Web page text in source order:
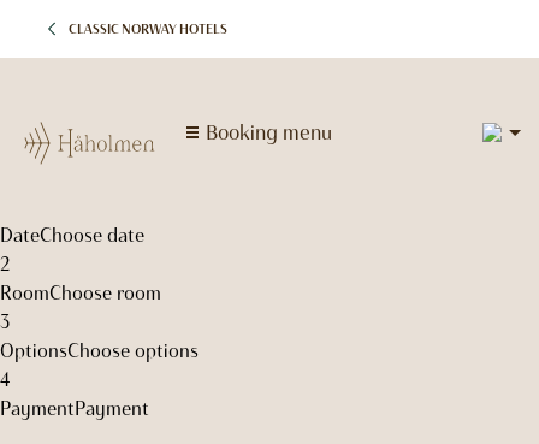
CLASSIC NORWAY HOTELS
Booking menu
DateChoose date
2
RoomChoose room
3
OptionsChoose options
4
PaymentPayment